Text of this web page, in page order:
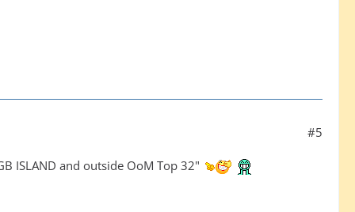
#5
ISLAND and outside OoM Top 32"